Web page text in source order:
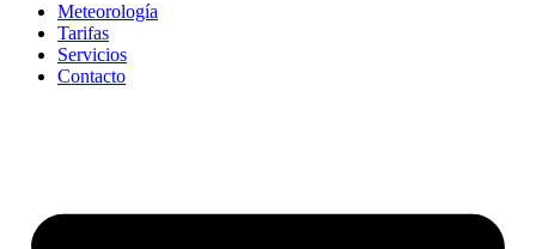
Meteorología
Tarifas
Servicios
Contacto